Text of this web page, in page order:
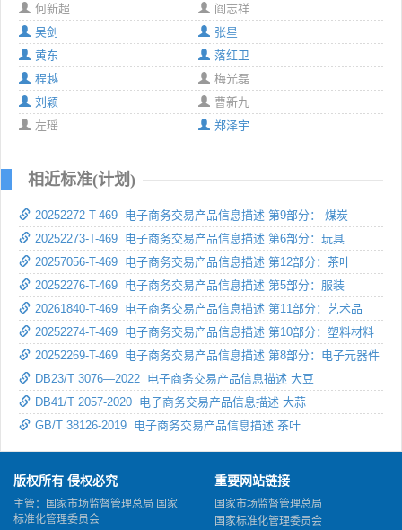
何新超
阎志祥
吴剑
张星
黄东
落红卫
程越
梅光磊
刘颖
曹新九
左瑶
郑泽宇
相近标准(计划)
20252272-T-469 电子商务交易产品信息描述 第9部分： 煤炭
20252273-T-469 电子商务交易产品信息描述 第6部分：玩具
20257056-T-469 电子商务交易产品信息描述 第12部分：茶叶
20252276-T-469 电子商务交易产品信息描述 第5部分：服装
20261840-T-469 电子商务交易产品信息描述 第11部分：艺术品
20252274-T-469 电子商务交易产品信息描述 第10部分：塑料材料
20252269-T-469 电子商务交易产品信息描述 第8部分：电子元器件
DB23/T 3076—2022 电子商务交易产品信息描述 大豆
DB41/T 2057-2020 电子商务交易产品信息描述 大蒜
GB/T 38126-2019 电子商务交易产品信息描述 茶叶
版权所有 侵权必究
主管：国家市场监督管理总局 国家
标准化管理委员会
重要网站链接
国家市场监督管理总局
国家标准化管理委员会